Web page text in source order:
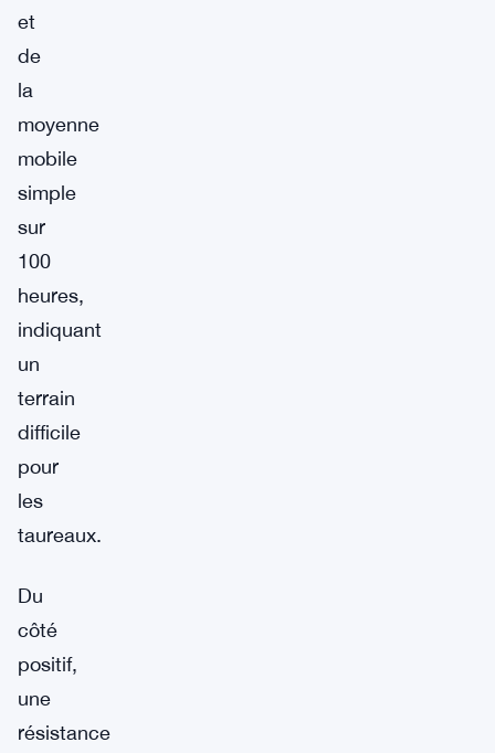
et
de
la
moyenne
mobile
simple
sur
100
heures,
indiquant
un
terrain
difficile
pour
les
taureaux.
Du
côté
positif,
une
résistance